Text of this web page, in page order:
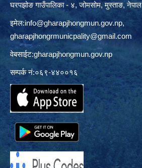
घरपझोङ गाउँपालिका - ४, जोमसोम, मुस्ताङ, नेपाल
इमेल:info@gharapjhongmun.gov.np,
gharapjhongrmunicpality@gmail.com
वेबसाईट:gharapjhongmun.gov.np
सम्पर्क नं:०६९-४४००१६